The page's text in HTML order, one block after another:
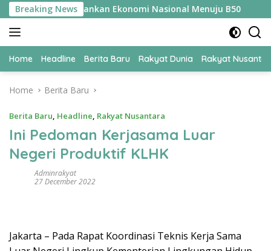
Skip
to
content
Breaking News
Kunci Amankan Ekonomi Nasional Menuju B50
Home Headline Berita Baru Rakyat Dunia Rakyat
Home Berita Baru
Berita Baru, Headline, Rakyat Nusantara
Ini Pedoman Kerjasama Luar
Negeri Produktif KLHK
Adminrakyat
27 December 2022
Jakarta – Pada Rapat Koordinasi Teknis Kerja Sama